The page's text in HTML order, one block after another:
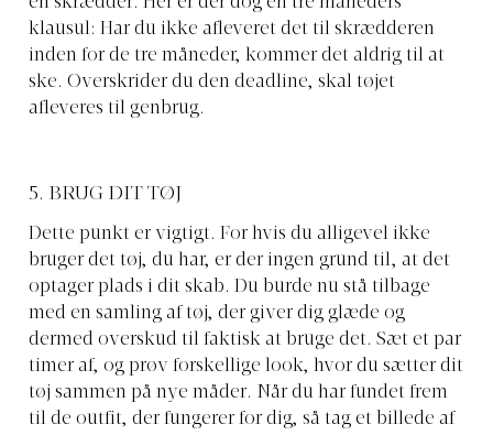
en skrædder. Her er der dog en tre måneders
klausul: Har du ikke afleveret det til skrædderen
inden for de tre måneder, kommer det aldrig til at
ske. Overskrider du den deadline, skal tøjet
afleveres til genbrug.
5. BRUG DIT TØJ
Dette punkt er vigtigt. For hvis du alligevel ikke
bruger det tøj, du har, er der ingen grund til, at det
optager plads i dit skab. Du burde nu stå tilbage
med en samling af tøj, der giver dig glæde og
dermed overskud til faktisk at bruge det. Sæt et par
timer af, og prøv forskellige look, hvor du sætter dit
tøj sammen på nye måder. Når du har fundet frem
til de outfit, der fungerer for dig, så tag et billede af